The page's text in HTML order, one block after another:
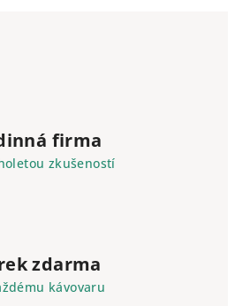
firma
zkušeností
zdarma
kávovaru